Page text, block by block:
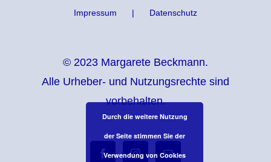
Impressum Datenschutz
© 2023 Margarete Beckmann.
Alle Urheber- und Nutzungsrechte sind
vorbehalten.
Durch die weitere Nutzung
der Seite stimmen Sie der
Verwendung von Cookies